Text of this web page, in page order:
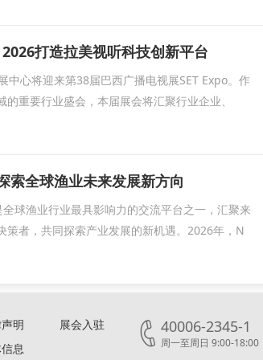
打造拉美视听科技创新平台
心将迎来第38届巴西广播电视展SET Expo。作
重要行业盛会，本届展会将汇聚行业企业、
全球渔业未来发展新方向
球渔业行业最具影响力的交流平台之一，汇聚来
策者，共同探索产业发展的新机遇。2026年，N
明
息
展会入驻 40006-2345-1
周一至周日 9:00-18:00